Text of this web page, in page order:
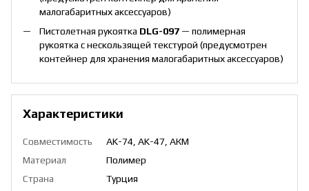
малогабаритных аксессуаров)
Пистолетная рукоятка DLG-097 — полимерная
рукоятка с нескользящей текстурой (предусмотрен
контейнер для хранения малогабаритных аксессуаров)
Характеристики
Совместимость
AK-74, AK-47, АКМ
Материал
Полимер
Страна
Турция